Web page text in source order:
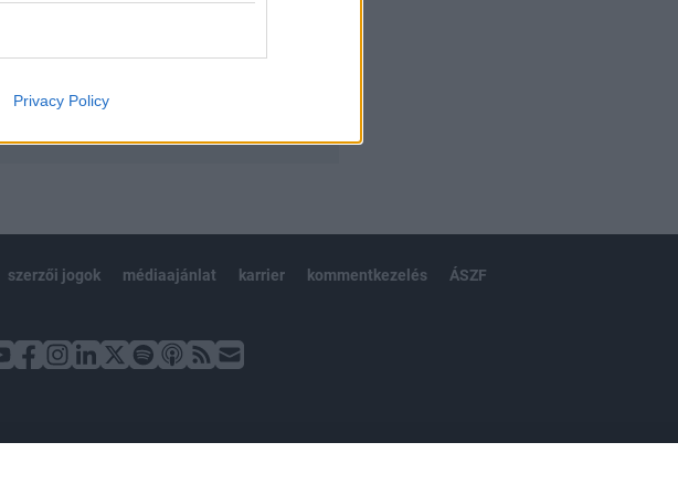
Privacy Policy
szerzői jogok médiaajánlat karrier kommentkezelés ÁSZF